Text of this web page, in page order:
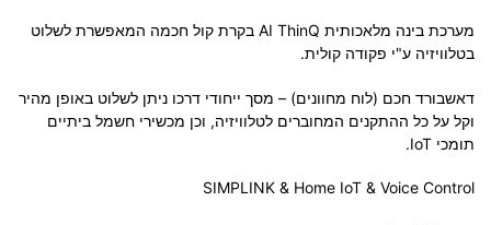
מערכת בינה מלאכותית AI ThinQ בקרת קול חכמה המאפשרת לשלוט
בטלוויזיה ע"י פקודה קולית.
דאשבורד חכם (לוח מחוונים) – מסך ייחודי דרכו ניתן לשלוט באופן מהיר
וקל על כל ההתקנים המחוברים לטלוויזיה, וכן מכשירי חשמל ביתיים
תומכי IoT.
SIMPLINK & Home IoT & Voice Control